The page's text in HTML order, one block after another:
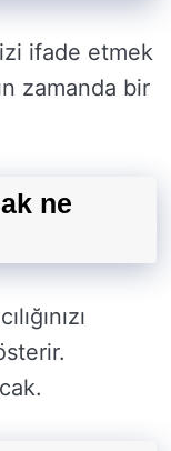
ifade etmek
zamanda bir
ne